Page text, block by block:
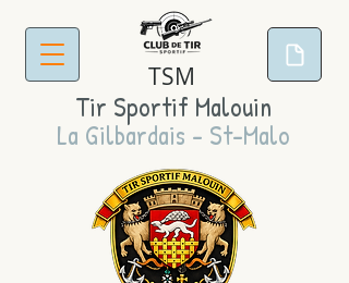
TSM
Tir Sportif Malouin
La Gilbardais - St-Malo